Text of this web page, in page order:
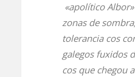
«apolítico
zonas de
tolerancia cos
galegos fuxidos
cos que chegou